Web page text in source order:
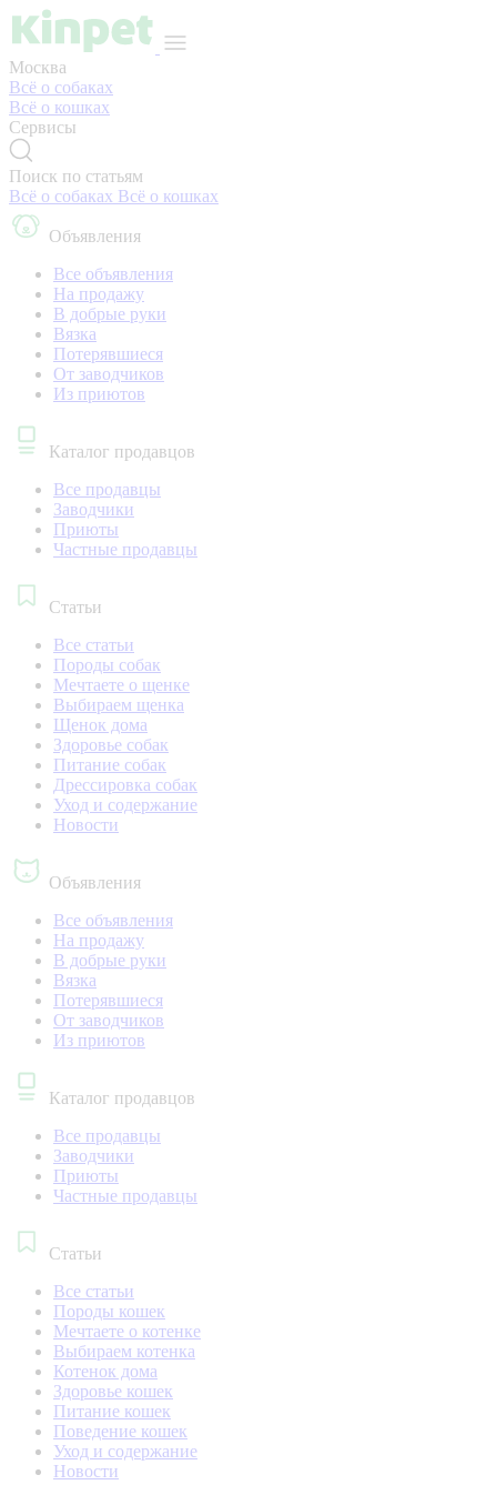
Москва
Всё о собаках
Всё о кошках
Сервисы
Поиск по статьям
Всё о собаках Всё о кошках
Объявления
Все объявления
На продажу
В добрые руки
Вязка
Потерявшиеся
От заводчиков
Из приютов
Каталог продавцов
Все продавцы
Заводчики
Приюты
Частные продавцы
Статьи
Все статьи
Породы собак
Мечтаете о щенке
Выбираем щенка
Щенок дома
Здоровье собак
Питание собак
Дрессировка собак
Уход и содержание
Новости
Объявления
Все объявления
На продажу
В добрые руки
Вязка
Потерявшиеся
От заводчиков
Из приютов
Каталог продавцов
Все продавцы
Заводчики
Приюты
Частные продавцы
Статьи
Все статьи
Породы кошек
Мечтаете о котенке
Выбираем котенка
Котенок дома
Здоровье кошек
Питание кошек
Поведение кошек
Уход и содержание
Новости